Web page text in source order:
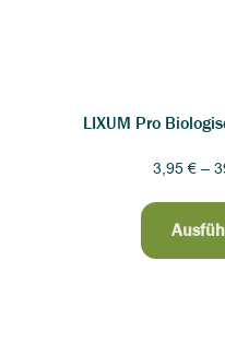
LIXUM Pro
3,95 € –